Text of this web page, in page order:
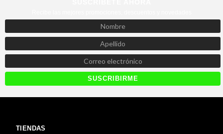
TIENDAS